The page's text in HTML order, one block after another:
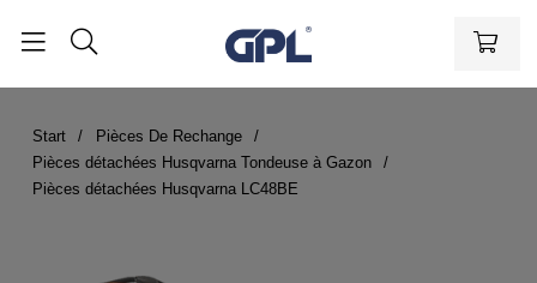
Start
Pièces De Rechange
Pièces détachées Husqvarna Tondeuse à Gazon
Pièces détachées Husqvarna LC48BE